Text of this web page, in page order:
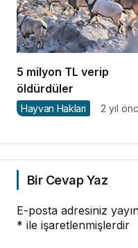
5 milyon TL verip
öldürdüler
Hayvan Hakları 2 yıl
Bir Cevap Yaz
E-posta adresiniz
* ile işaretlenmişlerdir